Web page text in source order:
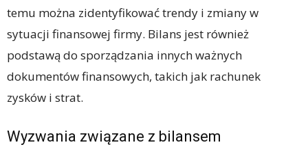
temu można zidentyfikować trendy i zmiany w
sytuacji finansowej firmy. Bilans jest również
podstawą do sporządzania innych ważnych
dokumentów finansowych, takich jak rachunek
zysków i strat.
Wyzwania związane z bilansem